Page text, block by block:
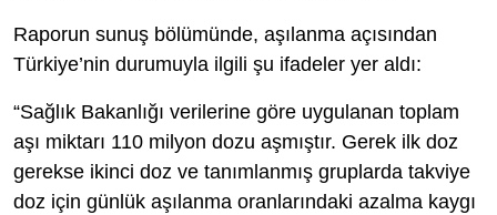
Raporun sunuş bölümünde, aşılanma açısından
Türkiye’nin durumuyla ilgili şu ifadeler yer aldı:
“Sağlık Bakanlığı verilerine göre uygulanan toplam
aşı miktarı 110 milyon dozu aşmıştır. Gerek ilk doz
gerekse ikinci doz ve tanımlanmış gruplarda takviye
doz için günlük aşılanma oranlarındaki azalma kaygı